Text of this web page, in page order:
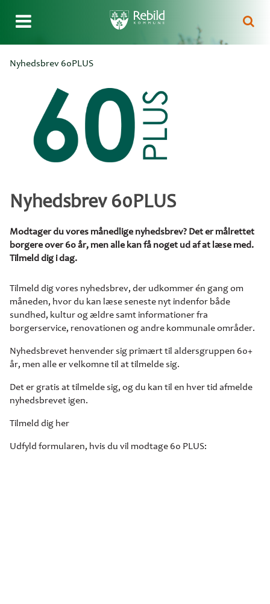
Brødkrumme
Nyhedsbrev 60PLUS
Nyhedsbrev 60PLUS
Modtager du vores månedlige nyhedsbrev? Det er målrettet
borgere over 60 år, men alle kan få noget ud af at læse med.
Tilmeld dig i dag.
Tilmeld dig vores nyhedsbrev, der udkommer én gang om
måneden, hvor du kan læse seneste nyt indenfor både
sundhed, kultur og ældre samt informationer fra
borgerservice, renovationen og andre kommunale områder.
Nyhedsbrevet henvender sig primært til aldersgruppen 60+
år, men alle er velkomne til at tilmelde sig.
Det er gratis at tilmelde sig, og du kan til en hver tid afmelde
nyhedsbrevet igen.
Tilmeld dig her
Udfyld formularen, hvis du vil modtage 60 PLUS: